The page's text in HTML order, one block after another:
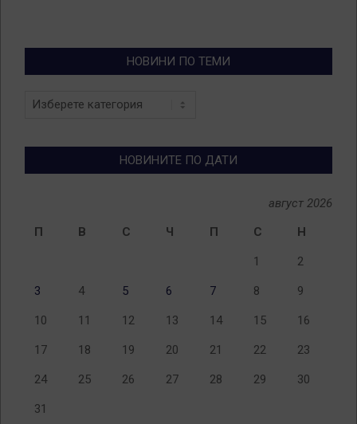
НОВИНИ ПО ТЕМИ
Новини
НОВИНИТЕ ПО ДАТИ
август 2026
П
В С Ч П С Н
1 2
3 4 5 6 7 8 9
10 11 12 13 14 15 16
17 18 19 20 21 22 23
24 25 26 27 28 29 30
31